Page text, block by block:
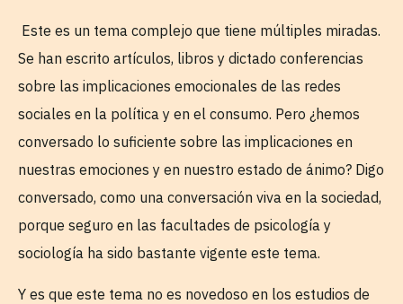
Este es un tema complejo que tiene múltiples miradas.
Se han escrito artículos, libros y dictado conferencias
sobre las implicaciones emocionales de las redes
sociales en la política y en el consumo. Pero ¿hemos
conversado lo suficiente sobre las implicaciones en
nuestras emociones y en nuestro estado de ánimo? Digo
conversado, como una conversación viva en la sociedad,
porque seguro en las facultades de psicología y
sociología ha sido bastante vigente este tema.
Y es que este tema no es novedoso en los estudios de